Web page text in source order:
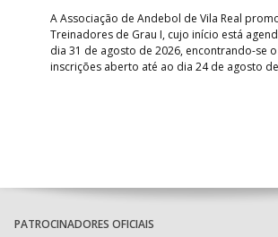
A Associação de Andebol de Vila Real
Treinadores de Grau I, cujo início está
dia 31 de agosto de 2026, encontrando-se
inscrições aberto até ao dia 24 de agosto
PATROCINADORES OFICIAIS